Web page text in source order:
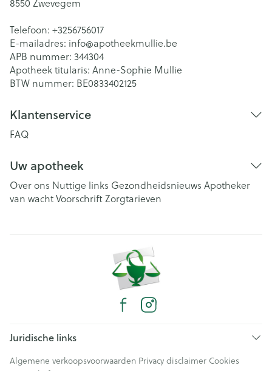
Telefoon: +3256756017
E-mailadres: info@apotheekmullie.be
APB nummer: 344304
Apotheek titularis: Anne-Sophie Mullie
BTW nummer: BE0833402125
Klantenservice
FAQ
Uw apotheek
Over ons Nuttige links Gezondheidsnieuws Apotheker
van wachtVoorschriftZorgtarieven
Juridische links
Algemene verkoopsvoorwaarden Privacy disclaimer Cookies